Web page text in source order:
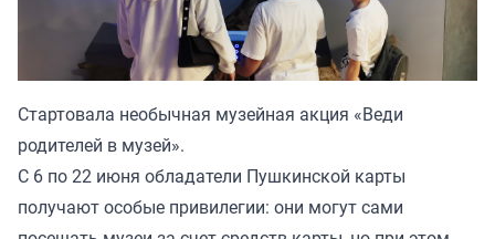
Стартовала необычная музейная акция «Веди
родителей в музей».
С 6 по 22 июня обладатели Пушкинской карты
получают особые привилегии: они могут сами